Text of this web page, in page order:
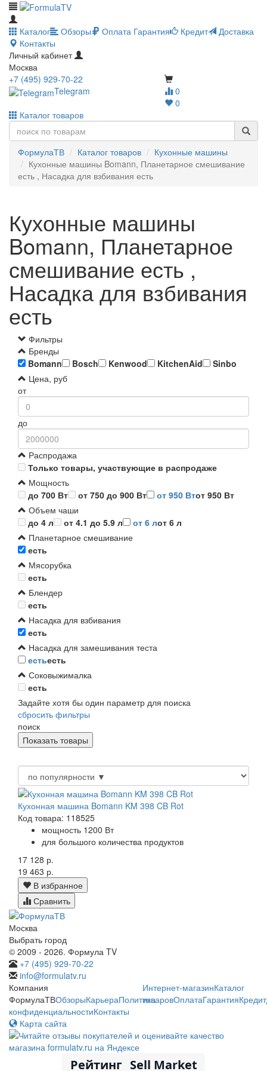
Каталог Обзоры Оплата Гарантия Кредит
Доставка
Контакты
Личный кабинет
Москва
0
0
+7 (495) 929-70-22
Telegram
Каталог товаров
ФормулаТВ Каталог товаров
Кухонные машины
Кухонные машины Bomann, Планетарное смешивание
есть , Насадка для взбивания есть
Кухонные машины
Bomann, Планетарное
смешивание есть ,
Насадка для взбивания
есть
Фильтры
Бренды
Bomann
Bosch Kenwood KitchenAid
Sinbo
Цена, руб
от
до
Распродажа
Только товары, участвующие в распродаже
Мощность
до 700 Вт
от 750 до 900 Вт от 950 Втот 950 Вт
Объем чаши
до 4 л
от 4.1 до 5.9 л от 6 лот 6 л
Планетарное смешивание
есть
Мясорубка
есть
Блендер
есть
Насадка для взбивания
есть
Насадка для замешивания теста
естьесть
Соковыжималка
есть
Задайте хотя бы один параметр для поиска
сбросить фильтры
поиск
Кухонная машина Bomann KM 398 CB Rot
Код товара: 118525
мощность 1200 Вт
для большого количества продуктов
17 128 р.
19 463 р.
В избранное
Сравнить
Москва
Выбрать город
© 2009 - 2026. Формула TV
+7 (495) 929-70-22
info@formulatv.ru
Компания
ФормулаТВОбзорыКарьераПолитика
конфиденциальностиКонтакты
Интернет-магазинКаталог
товаровОплатаГарантияКредит
Карта сайта
Рейтинг Sell Market